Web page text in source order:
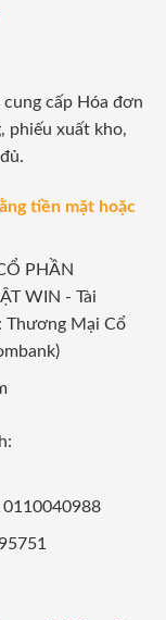
cấp Hóa đơn
phiếu xuất kho,
tiền mặt hoặc
PHẦN
WIN - Tài
Thương Mại Cổ
0110040988